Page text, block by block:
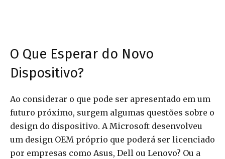
O Que Esperar do Novo
Dispositivo?
Ao considerar o que pode ser apresentado em um
futuro próximo, surgem algumas questões sobre o
design do dispositivo. A Microsoft desenvolveu
um design OEM próprio que poderá ser licenciado
por empresas como Asus, Dell ou Lenovo? Ou a